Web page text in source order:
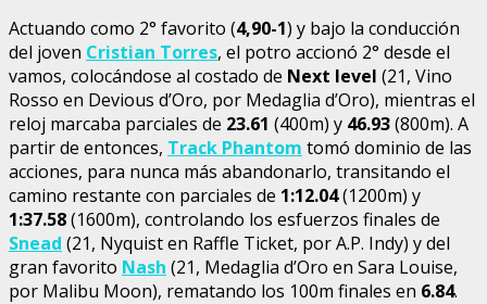
Actuando como 2° favorito (4,90-1) y bajo la conducción
del joven Cristian Torres, el potro accionó 2° desde el
vamos, colocándose al costado de Next level (21, Vino
Rosso en Devious d’Oro, por Medaglia d’Oro), mientras el
reloj marcaba parciales de 23.61 (400m) y 46.93(800m). A
partir de entonces, Track Phantom tomó dominio de las
acciones, para nunca más abandonarlo, transitando el
camino restante con parciales de 1:12.04(1200m) y
1:37.58(1600m), controlando los esfuerzos finales de
Snead (21, Nyquist en Raffle Ticket, por A.P. Indy) y del
gran favorito Nash (21, Medaglia d’Oro en Sara Louise,
por Malibu Moon), rematando los 100m finales en 6.84.